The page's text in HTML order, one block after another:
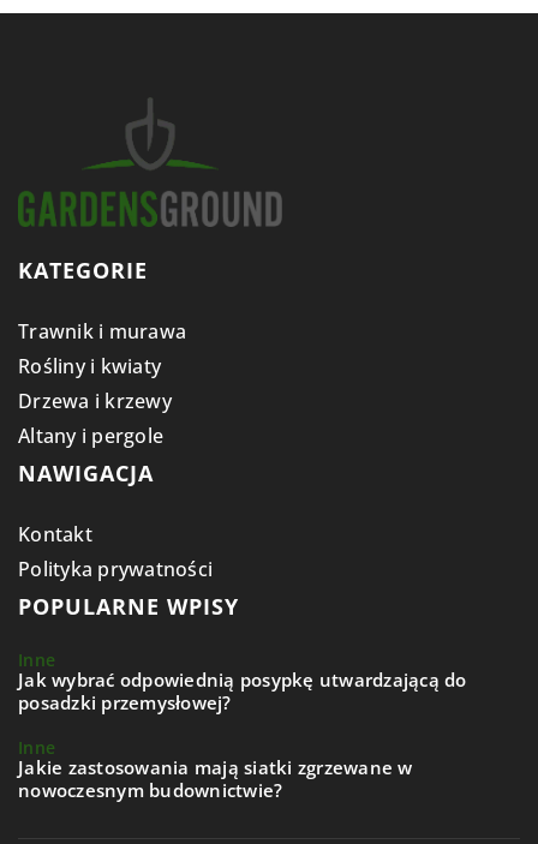
KATEGORIE
Trawnik i murawa
Rośliny i kwiaty
Drzewa i krzewy
Altany i pergole
NAWIGACJA
Kontakt
Polityka prywatności
POPULARNE WPISY
Inne
Jak wybrać odpowiednią posypkę utwardzającą do
posadzki przemysłowej?
Inne
Jakie zastosowania mają siatki zgrzewane w
nowoczesnym budownictwie?